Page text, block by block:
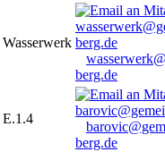
Wasserwerk
berg.de
E.1.4
berg.de